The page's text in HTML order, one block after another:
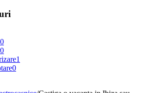
0
1
0